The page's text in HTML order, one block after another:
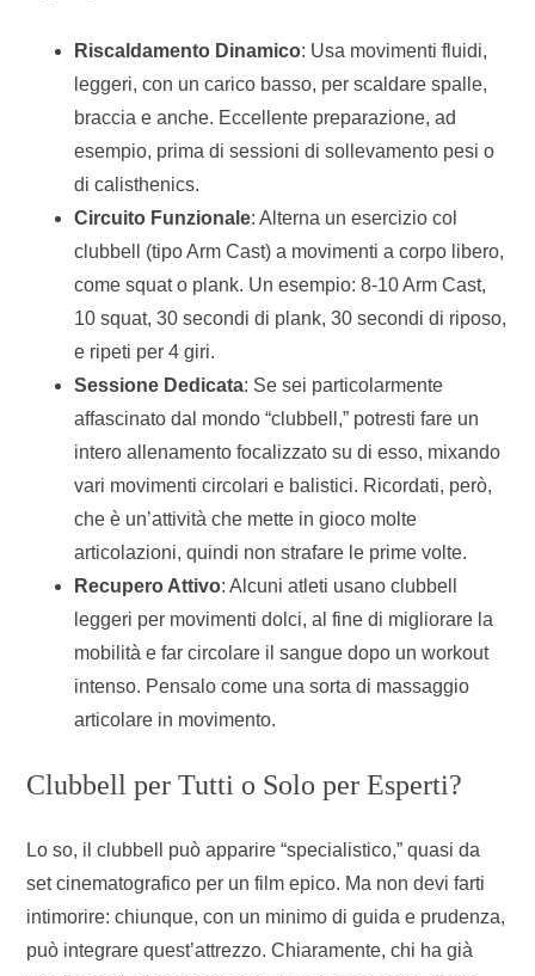
Riscaldamento Dinamico: Usa movimenti fluidi,
leggeri, con un carico basso, per scaldare spalle,
braccia e anche. Eccellente preparazione, ad
esempio, prima di sessioni di sollevamento pesi o
di calisthenics.
Circuito Funzionale: Alterna un esercizio col
clubbell (tipo Arm Cast) a movimenti a corpo libero,
come squat o plank. Un esempio: 8-10 Arm Cast,
10 squat, 30 secondi di plank, 30 secondi di riposo,
e ripeti per 4 giri.
Sessione Dedicata: Se sei particolarmente
affascinato dal mondo “clubbell,” potresti fare un
intero allenamento focalizzato su di esso, mixando
vari movimenti circolari e balistici. Ricordati, però,
che è un’attività che mette in gioco molte
articolazioni, quindi non strafare le prime volte.
Recupero Attivo: Alcuni atleti usano clubbell
leggeri per movimenti dolci, al fine di migliorare la
mobilità e far circolare il sangue dopo un workout
intenso. Pensalo come una sorta di massaggio
articolare in movimento.
Clubbell per Tutti o Solo per Esperti?
Lo so, il clubbell può apparire “specialistico,” quasi da
set cinematografico per un film epico. Ma non devi farti
intimorire: chiunque, con un minimo di guida e prudenza,
può integrare quest’attrezzo. Chiaramente, chi ha già